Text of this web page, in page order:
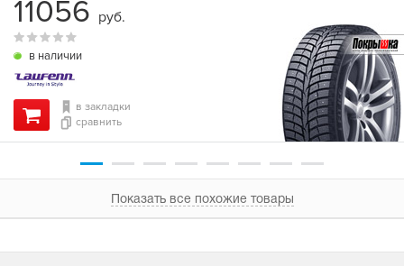
в наличии
в закладки
сравнить
11056 руб.
Показать все похожие товары